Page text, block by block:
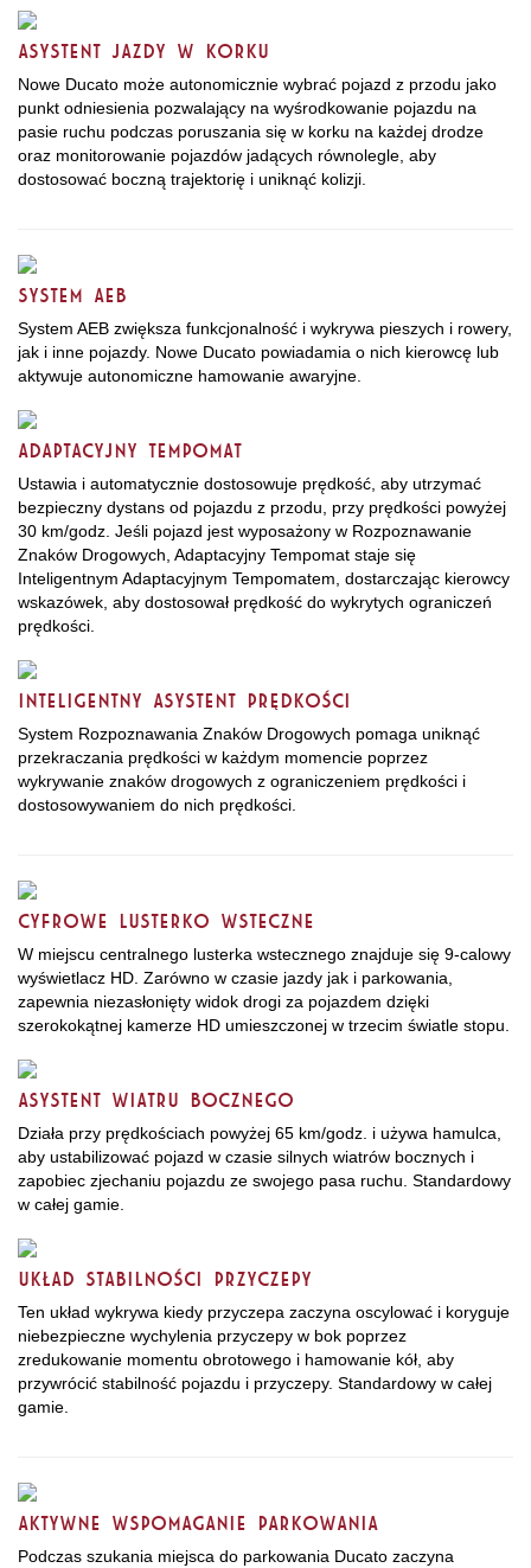
ASYSTENT JAZDY W KORKU
Nowe Ducato może autonomicznie wybrać pojazd z przodu jako
punkt odniesienia pozwalający na wyśrodkowanie pojazdu na
pasie ruchu podczas poruszania się w korku na każdej drodze
oraz monitorowanie pojazdów jadących równolegle, aby
dostosować boczną trajektorię i uniknąć kolizji.
SYSTEM AEB
System AEB zwiększa funkcjonalność i wykrywa pieszych i rowery,
jak i inne pojazdy. Nowe Ducato powiadamia o nich kierowcę lub
aktywuje autonomiczne hamowanie awaryjne.
ADAPTACYJNY TEMPOMAT
Ustawia i automatycznie dostosowuje prędkość, aby utrzymać
bezpieczny dystans od pojazdu z przodu, przy prędkości powyżej
30 km/godz. Jeśli pojazd jest wyposażony w Rozpoznawanie
Znaków Drogowych, Adaptacyjny Tempomat staje się
Inteligentnym Adaptacyjnym Tempomatem, dostarczając kierowcy
wskazówek, aby dostosował prędkość do wykrytych ograniczeń
prędkości.
INTELIGENTNY ASYSTENT PRĘDKOŚCI
System Rozpoznawania Znaków Drogowych pomaga uniknąć
przekraczania prędkości w każdym momencie poprzez
wykrywanie znaków drogowych z ograniczeniem prędkości i
dostosowywaniem do nich prędkości.
CYFROWE LUSTERKO WSTECZNE
W miejscu centralnego lusterka wstecznego znajduje się 9-calowy
wyświetlacz HD. Zarówno w czasie jazdy jak i parkowania,
zapewnia niezasłonięty widok drogi za pojazdem dzięki
szerokokątnej kamerze HD umieszczonej w trzecim światle stopu.
ASYSTENT WIATRU BOCZNEGO
Działa przy prędkościach powyżej 65 km/godz. i używa hamulca,
aby ustabilizować pojazd w czasie silnych wiatrów bocznych i
zapobiec zjechaniu pojazdu ze swojego pasa ruchu. Standardowy
w całej gamie.
UKŁAD STABILNOŚCI PRZYCZEPY
Ten układ wykrywa kiedy przyczepa zaczyna oscylować i koryguje
niebezpieczne wychylenia przyczepy w bok poprzez
zredukowanie momentu obrotowego i hamowanie kół, aby
przywrócić stabilność pojazdu i przyczepy. Standardowy w całej
gamie.
AKTYWNE WSPOMAGANIE PARKOWANIA
Podczas szukania miejsca do parkowania Ducato zaczyna